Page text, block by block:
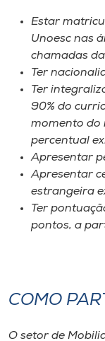
Estar
Unoesc nas
chamadas
Ter
Ter
90% do
momento do
percentual
Apresentar
Apresentar
estrangeira
Ter
pontos, a
COMO
O setor de